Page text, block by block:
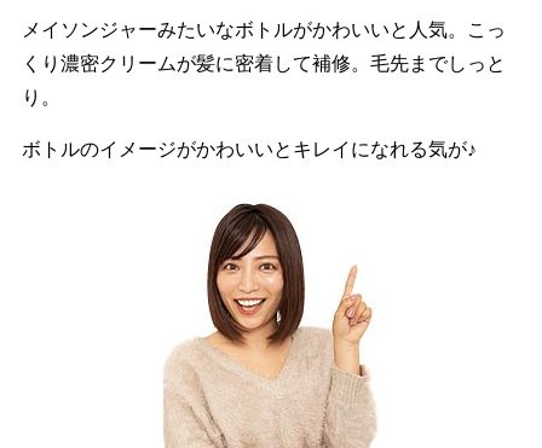
メイソンジャーみたいなボトルがかわいいと人気。こっ
くり濃密クリームが髪に密着して補修。毛先までしっと
り。
ボトルのイメージがかわいいとキレイになれる気が♪